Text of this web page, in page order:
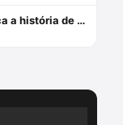
Difícil passar em um concurso? conheça a história de davi lorso